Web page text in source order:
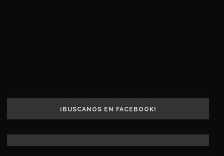
¡BUSCANOS EN FACEBOOK!